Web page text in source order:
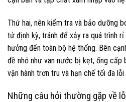
Thứ hai, nên kiểm tra và bảo dưỡng
tử định kỳ, tránh để xảy ra quá trình
hưởng đến toàn bộ hệ thống. Bên
đề nhỏ như van nước bị kẹt, ống
vận hành trơn tru và hạn chế tối đa lỗi
Những câu hỏi thường gặp về